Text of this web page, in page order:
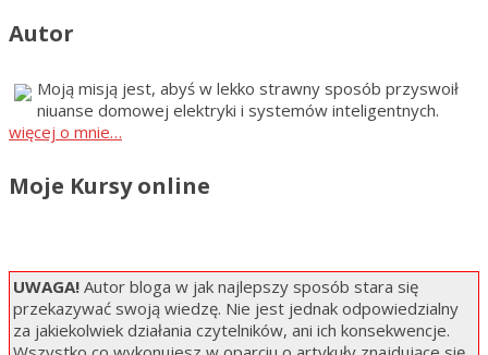
Autor
Moją misją jest, abyś w lekko strawny sposób przyswoił
niuanse domowej elektryki i systemów inteligentnych.
więcej o mnie…
Moje Kursy online
UWAGA! Autor bloga w jak najlepszy sposób stara się
przekazywać swoją wiedzę. Nie jest jednak odpowiedzialny
za jakiekolwiek działania czytelników, ani ich konsekwencje.